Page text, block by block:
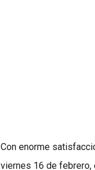
Con enorme
viernes 16 de febrero,